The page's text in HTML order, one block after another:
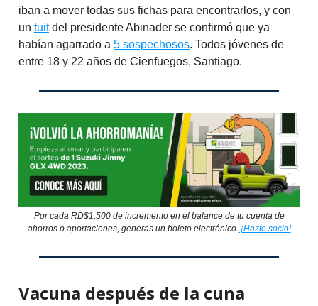
iban a mover todas sus fichas para encontrarlos, y con
un tuitdel presidente Abinader se confirmó que ya
habían agarrado a 5 sospechosos. Todos jóvenes de
entre 18 y 22 años de Cienfuegos, Santiago.
Por cada RD$1,500 de incremento en el balance de tu cuenta de
ahorros o aportaciones, generas un boleto electrónico. ¡Hazte socio!
Vacuna después de la cuna